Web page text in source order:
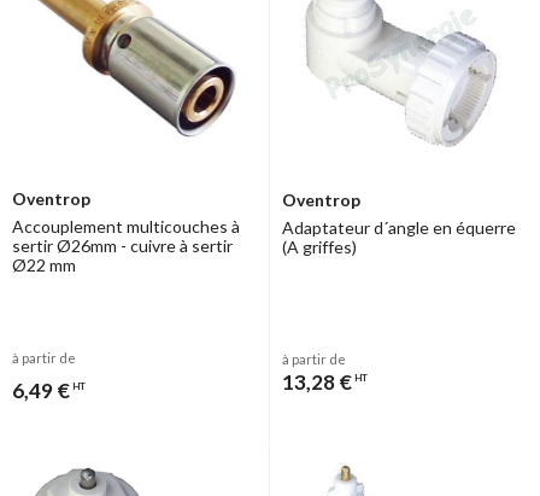
Oventrop
Accouplement multicouches à
sertir Ø26mm - cuivre à sertir
Ø22 mm
à partir de
6,49 € HT
Oventrop
Adaptateur d´angle en équerre
(A griffes)
à partir de
13,28 € HT